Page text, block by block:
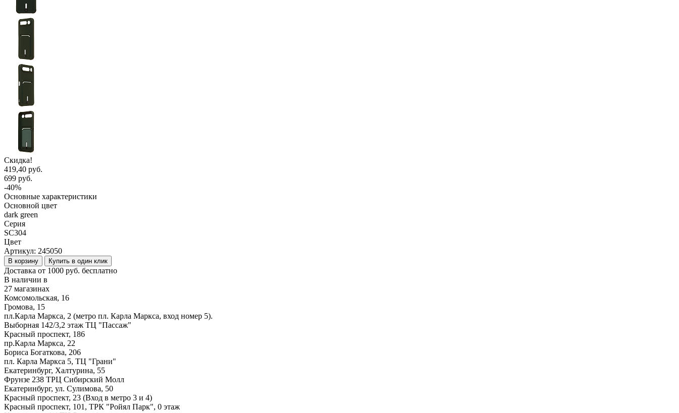
Скидка!
419,40 руб.
699 руб.
-40%
Основные характеристики
Основной цвет
dark green
Серия
SC304
Цвет
Артикул: 245050
В корзину Купить в один клик
Доставка от 1000 руб. бесплатно
В наличии в
27 магазинах
Комсомольская, 16
Громова, 15
пл.Карла Маркса, 2 (метро пл. Карла Маркса, вход номер 5).
Выборная 142/3,2 этаж ТЦ "Пассаж"
Красный проспект, 186
пр.Карла Маркса, 22
Бориса Богаткова, 206
пл. Карла Маркса 5, ТЦ "Грани"
Екатеринбург, Халтурина, 55
Фрунзе 238 ТРЦ Сибирский Молл
Екатеринбург, ул. Сулимова, 50
Красный проспект, 23 (Вход в метро 3 и 4)
Красный проспект, 101, ТРК "Ройял Парк", 0 этаж